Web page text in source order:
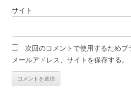
サイト
次回のコメントで使用するためブ
メールアドレス、サイトを保存する。